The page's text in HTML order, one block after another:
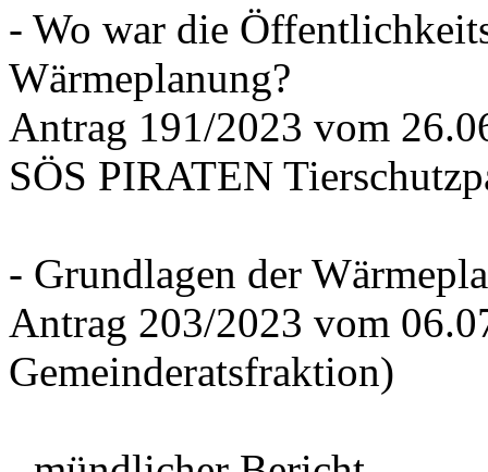
- Wo war die
Wärmeplanung?
Antrag 191/2023 vom
SÖS PIRATEN
- Grundlagen der
Antrag 203/2023 vom
Gemeinderatsfraktion)